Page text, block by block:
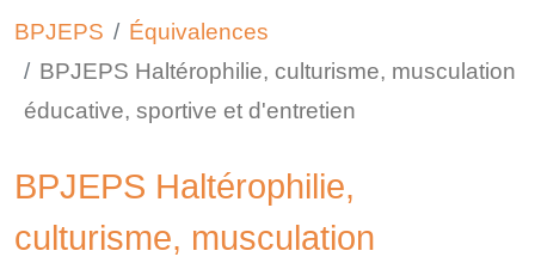
BPJEPS
Équivalences
BPJEPS Haltérophilie, culturisme, musculation
éducative, sportive et d'entretien
BPJEPS Haltérophilie,
culturisme, musculation